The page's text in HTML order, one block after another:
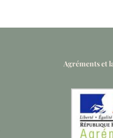
Agréments et